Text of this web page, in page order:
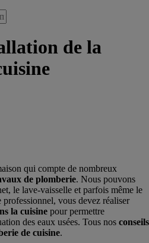
de la
qui compte de nombreux
de plomberie. Nous pouvons
le lave-vaisselle et parfois même le
vous devez réaliser
la cuisine pour permettre
des eaux usées. Tous nos conseils
de cuisine.